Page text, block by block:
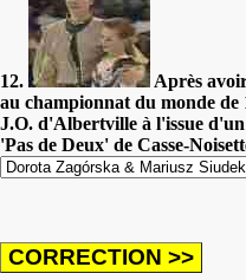
12.
Après
au championnat du monde de
J.O. d'Albertville à l'issue
'Pas de Deux' de Casse-